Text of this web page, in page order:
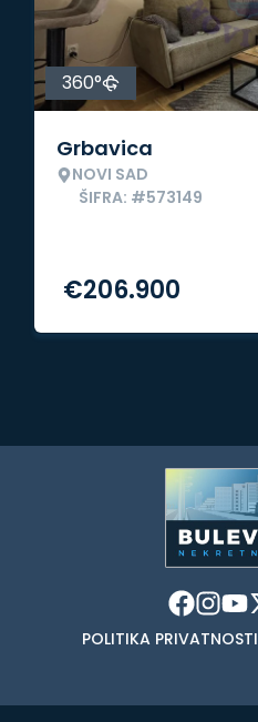
360°
Grbavica
NOVI SAD
ŠIFRA: #573149
€206.900
POLITIKA PRIVATNOSTI